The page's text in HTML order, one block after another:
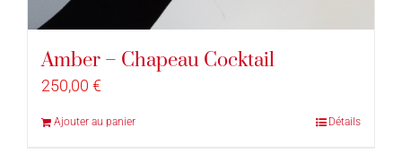
Amber – Chapeau Cocktail
250,00 €
Ajouter au panier Détails